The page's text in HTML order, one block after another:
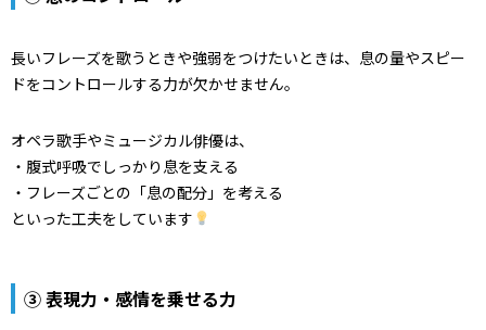
長いフレーズを歌うときや強弱をつけたいときは、息の量やスピー
ドをコントロールする力が欠かせません。
オペラ歌手やミュージカル俳優は、
・腹式呼吸でしっかり息を支える
・フレーズごとの「息の配分」を考える
といった工夫をしています
③表現力・感情を乗せる力